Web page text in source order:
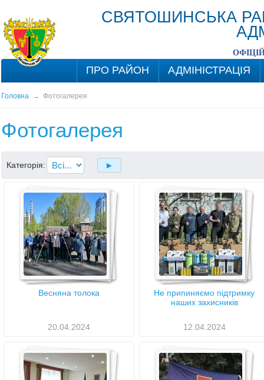
СВЯТОШИНСЬКА
ПРО РАЙОН АДМІНІСТРАЦІЯ
Головна→ Фотогалерея
Фотогалерея
Категорія:
Весняна толока
20.04.2024
Не припиняємо підтримку
наших захисників
12.04.2024